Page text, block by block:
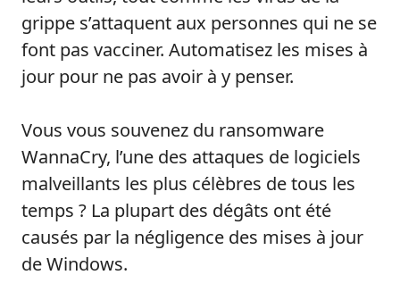
grippe s’attaquent aux personnes qui ne se
font pas vacciner. Automatisez les mises à
jour pour ne pas avoir à y penser.
Vous vous souvenez du ransomware
WannaCry, l’une des attaques de logiciels
malveillants les plus célèbres de tous les
temps ? La plupart des dégâts ont été
causés par la négligence des mises à jour
de Windows.